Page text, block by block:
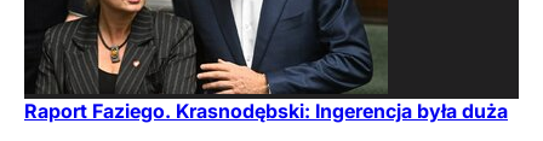
Raport Faziego. Krasnodębski: Ingerencja była duża